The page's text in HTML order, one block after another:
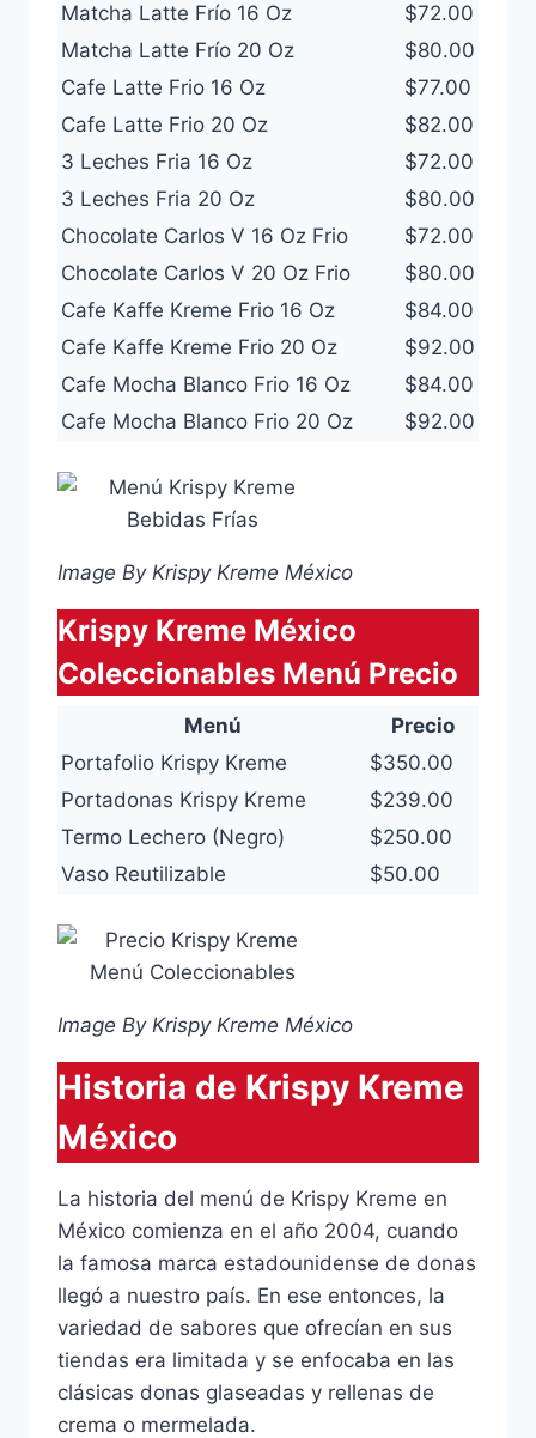
Matcha Latte Frío 16 Oz
$72.00
Matcha Latte Frío 20 Oz
$80.00
Cafe Latte Frio 16 Oz
$77.00
Cafe Latte Frio 20 Oz
$82.00
3 Leches Fria 16 Oz
$72.00
3 Leches Fria 20 Oz
$80.00
Chocolate Carlos V 16 Oz Frio
$72.00
Chocolate Carlos V 20 Oz Frio
$80.00
Cafe Kaffe Kreme Frio 16 Oz
$84.00
Cafe Kaffe Kreme Frio 20 Oz
$92.00
Cafe Mocha Blanco Frio 16 Oz
$84.00
Cafe Mocha Blanco Frio 20 Oz
$92.00
Image By Krispy Kreme México
Krispy Kreme México
Coleccionables Menú Precio
Menú
Precio
Portafolio Krispy Kreme
$350.00
Portadonas Krispy Kreme
$239.00
Termo Lechero (Negro)
$250.00
Vaso Reutilizable
$50.00
Image By Krispy Kreme México
Historia de Krispy Kreme
México
La historia del menú de Krispy Kreme en
México comienza en el año 2004, cuando
la famosa marca estadounidense de donas
llegó a nuestro país. En ese entonces, la
variedad de sabores que ofrecían en sus
tiendas era limitada y se enfocaba en las
clásicas donas glaseadas y rellenas de
crema o mermelada.